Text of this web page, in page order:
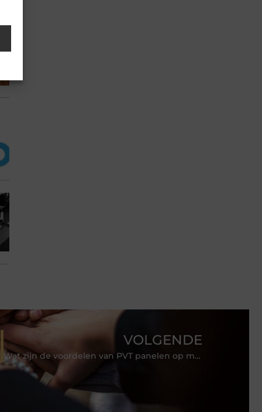
VOLGENDE
Wat zijn de voordelen van PVT panelen op mijn dak?